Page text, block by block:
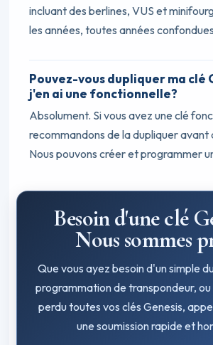
incluant des berlines, VUS et
les années, toutes années
Pouvez-vous dupliquer ma clé
j'en ai une fonctionnelle?
Absolument. Si vous avez une clé
recommandons de la dupliquer avant
Nous pouvons créer et programmer
Besoin d'une clé
Nous sommes
Que vous ayez besoin d'un simple
programmation de transpondeur, ou
perdu toutes vos clés Genesis,
une soumission rapide et